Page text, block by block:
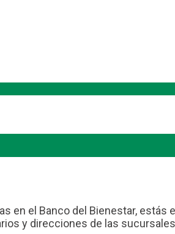
en el Banco del Bienestar,
y direcciones de las sucursales